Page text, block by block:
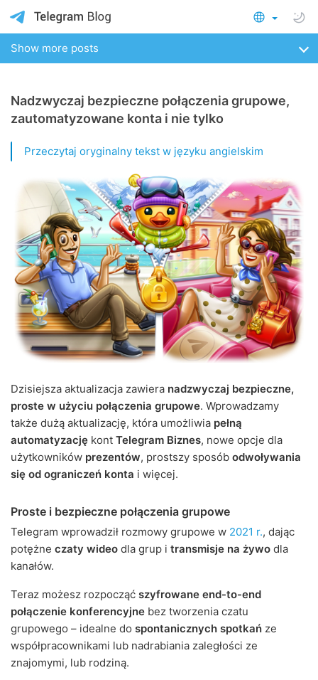
Show more posts
Nadzwyczaj bezpieczne połączenia grupowe,
zautomatyzowane konta i nie tylko
Przeczytaj oryginalny tekst w języku angielskim
Dzisiejsza aktualizacja zawiera nadzwyczaj bezpieczne,
proste w użyciu połączenia grupowe. Wprowadzamy
także dużą aktualizację, która umożliwia pełną
automatyzację kont Telegram Biznes, nowe opcje dla
użytkowników prezentów, prostszy sposób odwoływania
się od ograniczeń konta i więcej.
Proste i bezpieczne połączenia grupowe
Telegram wprowadził rozmowy grupowe w 2021 r., dając
potężne czaty wideo dla grup i transmisje na żywo dla
kanałów.
Teraz możesz rozpocząć szyfrowane end-to-end
połączenie konferencyjne bez tworzenia czatu
grupowego – idealne do spontanicznych spotkań ze
współpracownikami lub nadrabiania zaległości ze
znajomymi, lub rodziną.